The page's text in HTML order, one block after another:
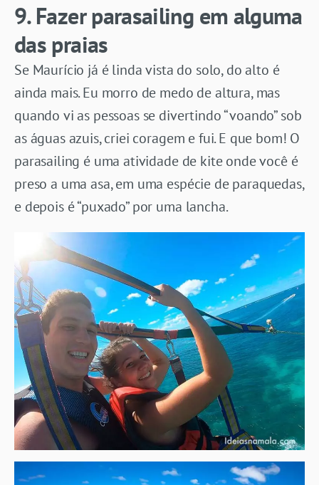
9. Fazer parasailing em alguma
das praias
Se Maurício já é linda vista do solo, do alto é
ainda mais. Eu morro de medo de altura, mas
quando vi as pessoas se divertindo “voando” sob
as águas azuis, criei coragem e fui. E que bom! O
parasailing é uma atividade de kite onde você é
preso a uma asa, em uma espécie de paraquedas,
e depois é “puxado” por uma lancha.